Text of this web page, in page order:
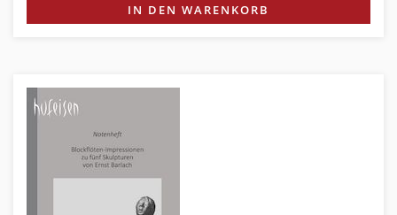
IN DEN WARENKORB